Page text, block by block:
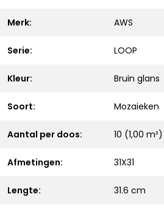
Merk: AWS
Serie: LOOP
Kleur: Bruin glans
Soort: Mozaieken
Aantal per doos: 10 (1,00 m²)
Afmetingen: 31X31
Lengte: 31.6 cm